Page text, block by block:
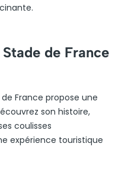
de France
France propose une
son histoire,
coulisses
expérience touristique